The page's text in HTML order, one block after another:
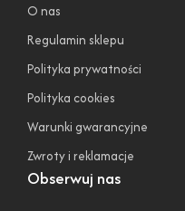
O nas
Regulamin sklepu
Polityka prywatności
Polityka cookies
Warunki gwarancyjne
Zwroty i reklamacje
Obserwuj nas